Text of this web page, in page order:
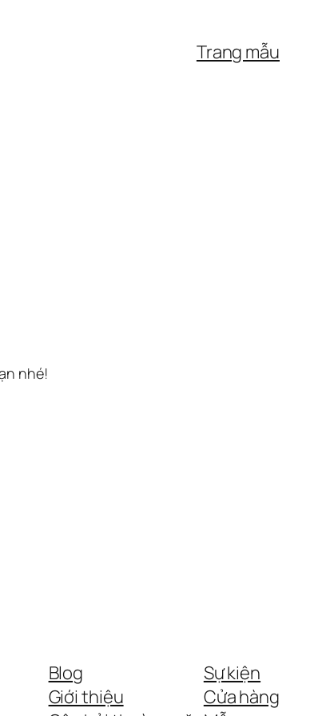
Trang mẫu
nhé!
Blog
Giới thiệu
Sự kiện
Cửa hàng